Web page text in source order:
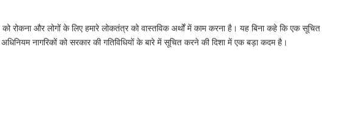
को रोकना और लोगों के लिए हमारे लोकतंत्र को वास्तविक अर्थों में काम करना है। यह बिना कहे कि एक सूचित
नागरिकों को सरकार की गतिविधियों के बारे में सूचित करने की दिशा में एक बड़ा कदम है।